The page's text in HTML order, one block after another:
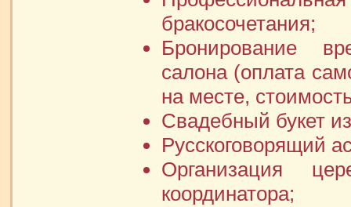
бракосочетания;
Бронирование
салона (оплата
на месте,
Свадебный букет
Русскоговорящий
Организация
координатора;